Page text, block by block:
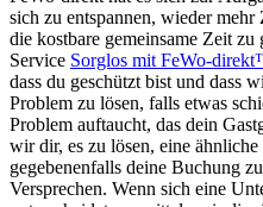
sich zu entspannen, wieder
die kostbare gemeinsame Zeit zu
Service Sorglos mit FeWo-
dass du geschützt bist und dass
Problem zu lösen, falls etwas
Problem auftaucht, das dein
wir dir, es zu lösen, eine
gegebenenfalls deine Buchung
Versprechen. Wenn sich eine